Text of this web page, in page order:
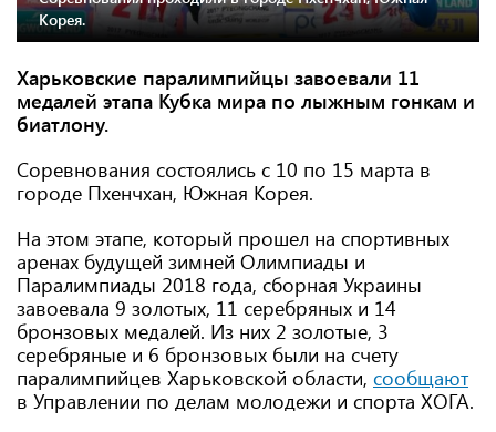
Корея.
Харьковские паралимпийцы завоевали 11
медалей этапа Кубка мира по лыжным гонкам и
биатлону.
Соревнования состоялись с 10 по 15 марта в
городе Пхенчхан, Южная Корея.
На этом этапе, который прошел на спортивных
аренах будущей зимней Олимпиады и
Паралимпиады 2018 года, сборная Украины
завоевала 9 золотых, 11 серебряных и 14
бронзовых медалей. Из них 2 золотые, 3
серебряные и 6 бронзовых были на счету
паралимпийцев Харьковской области, сообщают
в Управлении по делам молодежи и спорта ХОГА.